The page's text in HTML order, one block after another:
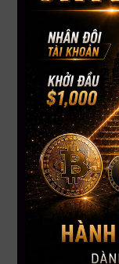
sang cổ phiếu –
nhà đầu tư lo ngại
bởi các tay to như
luận về tính bền
5. BlackRock
“bẻ khóa” Bitcoin
Trong bản cập
cảnh báo rằng
tính an toàn của
lưới Bitcoin. Dù
nhưng việc nhà
mối nguy này cho
nghệ mới đối với